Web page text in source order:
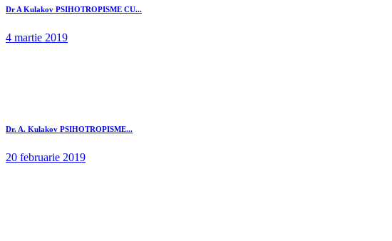
Dr A Kulakov PSIHOTROPISME CU...
4 martie 2019
Dr. A. Kulakov PSIHOTROPISME...
20 februarie 2019